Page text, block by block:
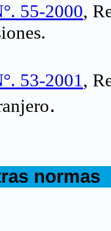
55-2000,
.
53-2001,
.
normas